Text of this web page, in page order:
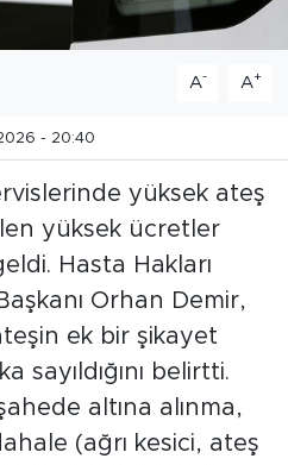
A- A+
- 20:40
yüksek ateş
yüksek ücretler
Hasta Hakları
Orhan Demir,
ek bir şikayet
sayıldığını belirtti.
altına alınma,
(ağrı kesici, ateş